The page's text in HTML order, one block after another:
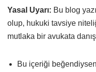
Yasal Uyarı: Bu blog
olup, hukuki tavsiye
mutlaka bir avukata
Bu içeriği